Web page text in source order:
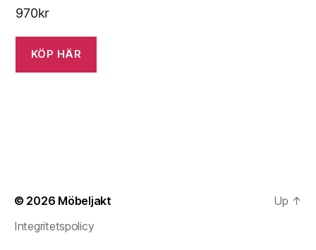
970kr
KÖP HÄR
© 2026 Möbeljakt
Integritetspolicy
Up ↑